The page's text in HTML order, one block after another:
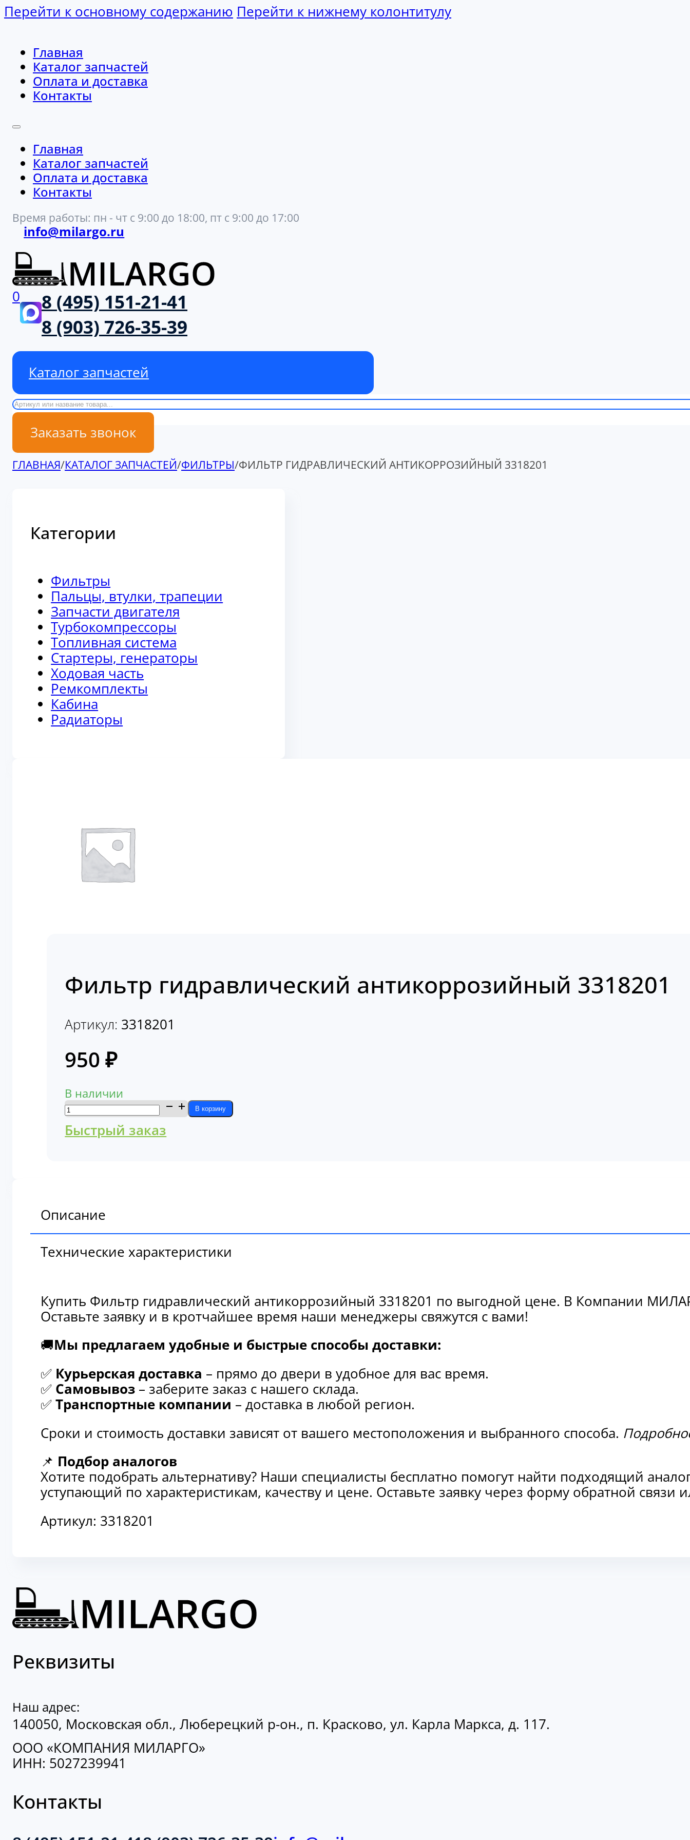
Перейти к основному содержанию Перейти к нижнему колонтитулу
Главная
Каталог запчастей
Оплата и доставка
Контакты
Главная
Каталог запчастей
Оплата и доставка
Контакты
Время работы: пн - чт с 9:00 до 18:00, пт с 9:00 до 17:00
info@milargo.ru
0
8 (495) 151-21-41
8 (903) 726-35-39
Каталог запчастей
Поиск
Заказать звонок
ГЛАВНАЯ/КАТАЛОГ ЗАПЧАСТЕЙ/ФИЛЬТРЫ/ФИЛЬТР ГИДРАВЛИЧЕСКИЙ АНТИКОРРОЗИЙНЫЙ 3318201
Категории
Фильтры
Пальцы, втулки, трапеции
Запчасти двигателя
Турбокомпрессоры
Топливная система
Стартеры, генераторы
Ходовая часть
Ремкомплекты
Кабина
Радиаторы
Фильтр гидравлический антикоррозийный 3318201
Артикул: 3318201
950₽
В наличии
Количество
товара
Фильтр
В корзину
Быстрый заказ
Описание
Технические характеристики
Купить Фильтр гидравлический антикоррозийный 3318201 по выгодной цене. В Компании
Оставьте заявку и в кротчайшее время наши менеджеры свяжутся с вами!
🚚Мы предлагаем удобные и быстрые способы доставки:
✅ Курьерская доставка – прямо до двери в удобное для вас время.
✅ Самовывоз – заберите заказ с нашего склада.
✅ Транспортные компании – доставка в любой регион.
Сроки и стоимость доставки зависят от вашего местоположения и выбранного способа.
📌 Подбор аналогов
Хотите подобрать альтернативу? Наши специалисты бесплатно помогут найти подходящий
уступающий по характеристикам, качеству и цене. Оставьте заявку через форму обратной
Артикул: 3318201
Реквизиты
Наш адрес:
140050, Московская обл., Люберецкий р-он., п. Красково, ул. Карла Маркса, д. 117.
ООО «КОМПАНИЯ МИЛАРГО»
ИНН: 5027239941
Контакты